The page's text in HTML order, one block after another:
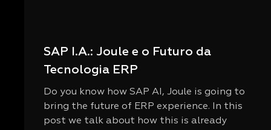
SAP I.A.: Joule e o Futuro da
Tecnologia ERP
Do you know how SAP AI, Joule is going to
bring the future of ERP experience. In this
post we talk about how this is already